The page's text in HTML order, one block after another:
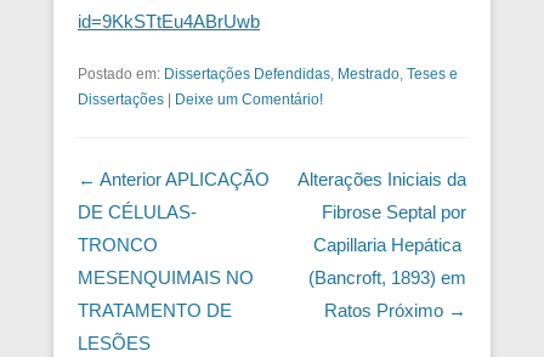
id=9KkSTtEu4ABrUwb
Postado em: Dissertações Defendidas, Mestrado, Teses e
Dissertações
Deixe um Comentário!
Navegação das Postagens
← AnteriorAPLICAÇÃO
DE CÉLULAS-
TRONCO
MESENQUIMAIS NO
TRATAMENTO DE
LESÕES
Alterações Iniciais da
Fibrose Septal por
Capillaria Hepática
(Bancroft, 1893) em
Ratos Próximo →